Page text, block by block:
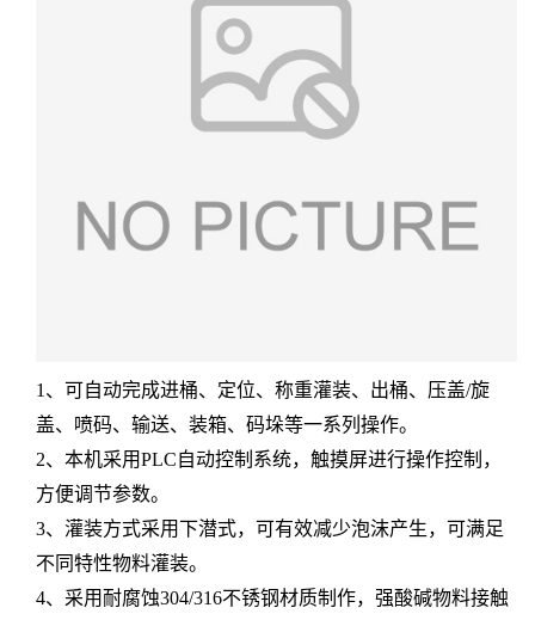
1、可自动完成进桶、定位、称重灌装、出桶、压盖/旋
盖、喷码、输送、装箱、码垛等一系列操作。
2、本机采用PLC自动控制系统，触摸屏进行操作控制，
方便调节参数。
3、灌装方式采用下潜式，可有效减少泡沫产生，可满足
不同特性物料灌装。
4、采用耐腐蚀304/316不锈钢材质制作，强酸碱物料接触